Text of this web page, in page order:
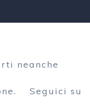
neanche
Seguici su